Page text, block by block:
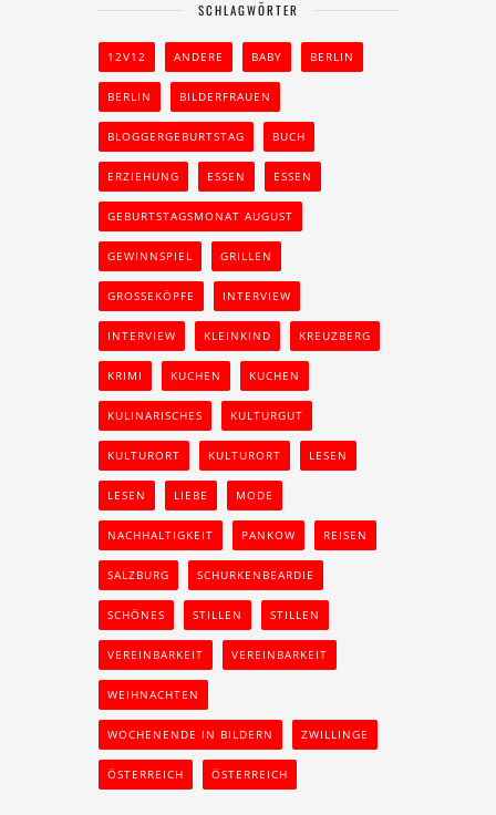
SCHLAGWÖRTER
12V12 ANDERE BABY BERLIN
BERLIN BILDERFRAUEN
BLOGGERGEBURTSTAG BUCH
ERZIEHUNG ESSEN ESSEN
GEBURTSTAGSMONAT AUGUST
GEWINNSPIEL GRILLEN
GROSSEKÖPFE INTERVIEW
INTERVIEW KLEINKIND KREUZBERG
KRIMI KUCHEN KUCHEN
KULINARISCHES KULTURGUT
KULTURORT KULTURORT LESEN
LESEN LIEBE MODE
NACHHALTIGKEIT PANKOW REISEN
SALZBURG SCHURKENBEARDIE
SCHÖNES STILLEN STILLEN
VEREINBARKEIT VEREINBARKEIT
WEIHNACHTEN
WOCHENENDE IN BILDERN ZWILLINGE
ÖSTERREICH ÖSTERREICH